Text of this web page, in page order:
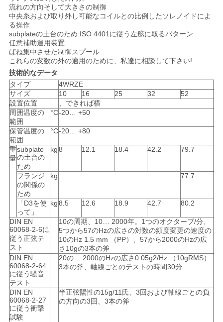
求
し
な
さ
い
地
図
PRIVACY
POLICY
流れの方向そして大きさの制御
中央糸および取り外し可能なコイルとの比例したソレノイドによ
る操作
subplateの土台のため:ISO 4401に従う左舷に取るパターン
任意補助運用装置
ばね集中させた制御スプール
これらの変数の外の適用のために、私達に相談して下さい!
技術的なデータ
タイプ
4WRZE
サイズ
10 16 25 32
52
設置位置
、できれば横
周囲温度の
範囲
°C-20… +50
保管温度の
範囲
°C-20… +80
重
量
subplate
の土台の
ため
kg8 12.1 18.4 42.2 79.7
フランジ
の関係の
ため
kg 77.7
「D3を使
って」
kg8.5 12.6 18.9 42.7 80.2
DIN EN
60068-2-6に
従う正弦テ
スト
10の周期、10… 2000年。1つのオクターブ/分、
5つから57のHzの広さの対数の頻度変更の速度の
10のHz 1.5 mm （PP）、57から2000のHzの広
さ10gの3本の斧
DIN EN
60068-2-64
に従う騒音
テスト
20の… 2000のHzの広さ0.05g2/Hz （10gRMS）
3本の斧、軸線ごとのテストの時間30分
DIN EN
60068-2-27
に従う衝撃
試験
半正弦陽性の15g/11氏、3回および軸線ごとの負
の方向の3回、3本の斧